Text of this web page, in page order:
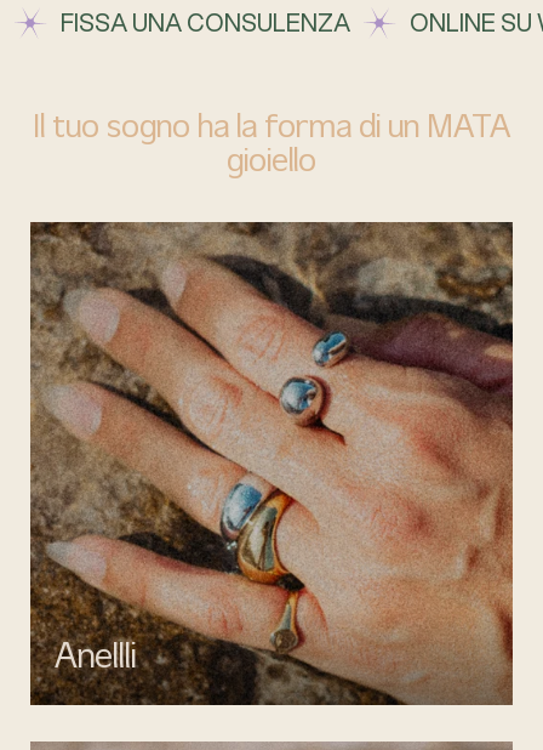
FISSA UNA CONSULENZA
ONLINE
Il tuo sogno ha la forma di un MATA
gioiello
Anellli
Scopri la collezione di anelli artigianali di Mata gioielli, realizzati in